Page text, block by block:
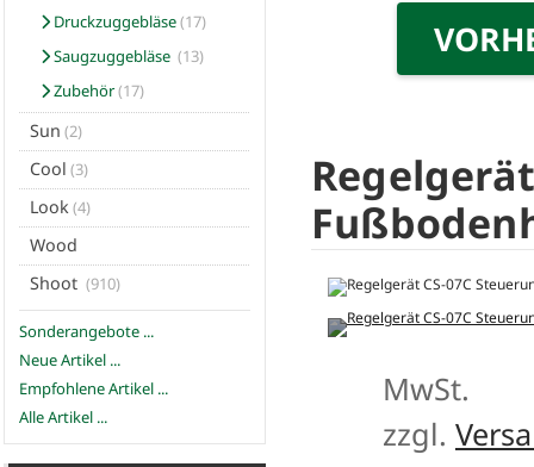
Druckzuggebläse(17)
Saugzuggebläse (13)
Zubehör(17)
Sun (2)
Cool (3)
Look(4)
Wood
Shoot (910)
Sonderangebote ...
Neue Artikel ...
Empfohlene Artikel ...
Alle Artikel ...
MwSt.
zzgl.